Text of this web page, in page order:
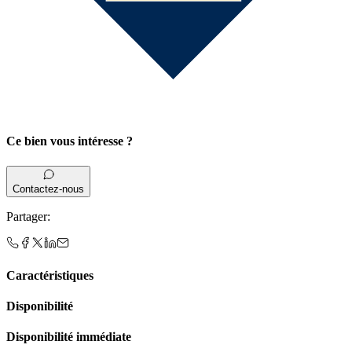
Ce bien vous intéresse ?
Contactez-nous
Partager:
Caractéristiques
Disponibilité
Disponibilité immédiate